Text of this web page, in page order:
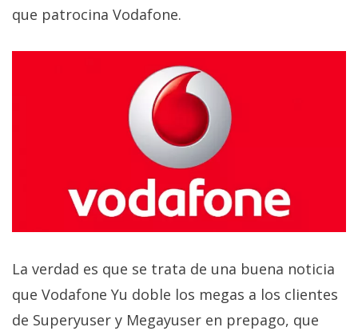
que patrocina Vodafone.
La verdad es que se trata de una buena noticia
que Vodafone Yu doble los megas a los clientes
de Superyuser y Megayuser en prepago, que